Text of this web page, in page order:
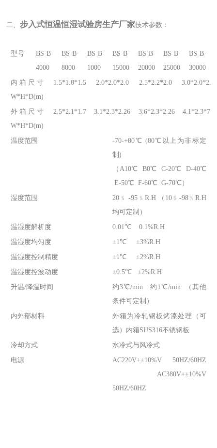
二、步入式恒温恒湿试验房生产厂家技术参数：
型号
BS-B-
4000
BS-B-
8000
BS-B-
1000
BS-B-
15000
BS-B-
20000
BS-B-
25000
BS-B-
30000
内箱尺寸
W*H*D(m)
1.5*1.8*1.5 2.0*2.0*2.0 2.5*2.2*2.0 3.0*2.0*2.5
外箱尺寸
W*H*D(m)
2.5*2.1*1.7 3.1*2.3*2.26 3.6*2.3*2.26 4.1*2.3*7.5
温度范围
-70-+80℃ (80℃以上为非标定
制)
（A10℃ B0℃ C-20℃ D-40℃
E-50℃ F-60℃ G-70℃）
湿度范围
20﹪ -95﹪R.H （10﹪-98﹪R.H
均可定制）
温湿度解析度 0.01℃ 0.1%R.H
温湿度均匀度 ±1℃ ±3%R.H
温湿度控制精度 ±1℃ ±2%R.H
温湿度控波动度 ±0.5℃ ±2%R.H
升温/降温时间
约3℃/min 约1℃/min （其他
条件可定制）
内外部材料
外箱为冷轧钢板烤漆处理（可
选）内箱SUS316不锈钢板
冷却方式 水冷式与风冷式
电源
AC220V+±10%V 50HZ/60HZ
AC380V+±10%V
50HZ/60HZ